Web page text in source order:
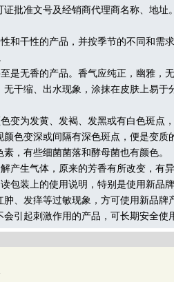
批准文号及经销商代理商名称、地址
和干性的产品，并按季节的不同和需
是无香的产品。香气应纯正，幽雅，
干缩、出水现象，涂抹在皮肤上易于
变为发黄、发褐、发黑或有白色斑点
色变深或间隔有深色斑点，便是变质
，有些细菌菌落和酵母菌也有颜色。
生气体，原来的芳香有所改变，有异
包装上的使用说明，特别是使用新品
、发痒等过敏现象，方可使用新品牌
引起刺激作用的产品，可长期安全使